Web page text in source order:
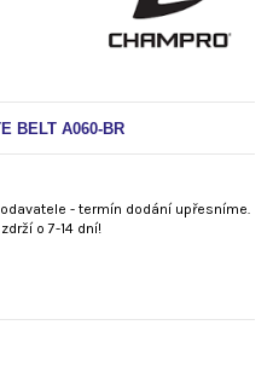
BELT A060-BR
- termín dodání upřesníme.
o 7-14 dní!